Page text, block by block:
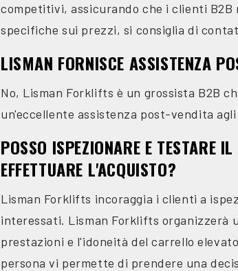
competitivi, assicurando che i clienti
specifiche sui prezzi, si consiglia di
LISMAN FORNISCE ASSISTENZA
No, Lisman Forklifts è un grossista B2B
un'eccellente assistenza post-vendita
POSSO ISPEZIONARE E TESTARE
EFFETTUARE L'ACQUISTO?
Lisman Forklifts incoraggia i clienti a
interessati. Lisman Forklifts organizzerà
prestazioni e l'idoneità del carrello
persona vi permette di prendere una